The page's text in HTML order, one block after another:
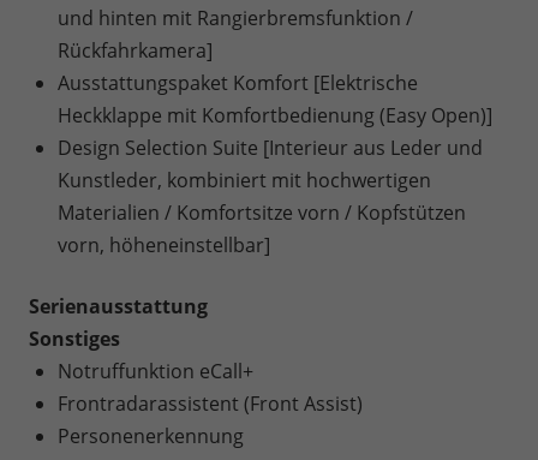
und hinten mit Rangierbremsfunktion /
Rückfahrkamera]
Ausstattungspaket Komfort [Elektrische
Heckklappe mit Komfortbedienung (Easy Open)]
Design Selection Suite [Interieur aus Leder und
Kunstleder, kombiniert mit hochwertigen
Materialien / Komfortsitze vorn / Kopfstützen
vorn, höheneinstellbar]
Serienausstattung
Sonstiges
Notruffunktion eCall+
Frontradarassistent (Front Assist)
Personenerkennung